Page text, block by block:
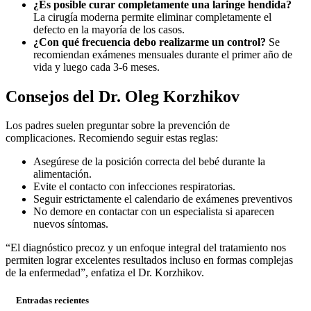
¿Es posible curar completamente una laringe hendida?
La cirugía moderna permite eliminar completamente el
defecto en la mayoría de los casos.
¿Con qué frecuencia debo realizarme un control? Se
recomiendan exámenes mensuales durante el primer año de
vida y luego cada 3-6 meses.
Consejos del Dr. Oleg Korzhikov
Los padres suelen preguntar sobre la prevención de
complicaciones. Recomiendo seguir estas reglas:
Asegúrese de la posición correcta del bebé durante la
alimentación.
Evite el contacto con infecciones respiratorias.
Seguir estrictamente el calendario de exámenes preventivos
No demore en contactar con un especialista si aparecen
nuevos síntomas.
“El diagnóstico precoz y un enfoque integral del tratamiento nos
permiten lograr excelentes resultados incluso en formas complejas
de la enfermedad”, enfatiza el Dr. Korzhikov.
Entradas recientes